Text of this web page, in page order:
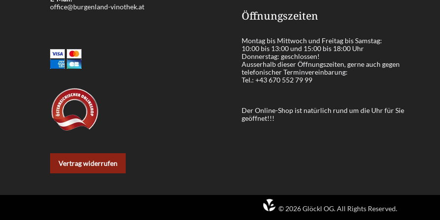
office@burgenland-vinothek.at
Vertrag widerrufen
Öffnungszeiten
Montag bis Mittwoch und Freitag bis Samstag:
10:00 bis 13:00 und 15:00 bis 18:00 Uhr
Donnerstag: geschlossen!
Ausserhalb dieser Öffnungszeiten, gerne auch gegen
telefonischer Terminvereinbarung:
Tel.: +43 670 552 79 99
Der Online-Shop ist natürlich rund um die Uhr für Sie
geöffnet!!!
© 2026 Glöckl OG. All Rights Reserved.